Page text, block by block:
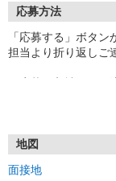
応募方法
「応募する」ボタン
担当より折り返しご
*来社面接またはオ
（応募情報不足の場
地図
面接地